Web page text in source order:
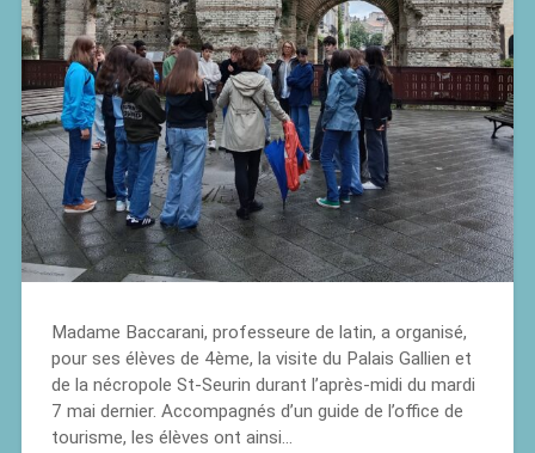
Madame Baccarani, professeure de latin, a organisé,
pour ses élèves de 4ème, la visite du Palais Gallien et
de la nécropole St-Seurin durant l’après-midi du mardi
7 mai dernier. Accompagnés d’un guide de l’office de
tourisme, les élèves ont ainsi…